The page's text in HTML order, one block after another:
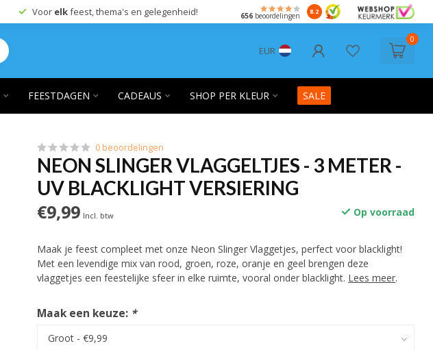
Voor elkfeest, thema's en gelegenheid! 656beoordelingen 8.2
EUR
0
FEESTDAGEN CADEAUS SHOP PER KLEUR SALE
0 beoordelingen
NEON SLINGER VLAGGELTJES - 3 METER -
UV BLACKLIGHT VERSIERING
€9,99 Incl. btw Op voorraad
Maak je feest compleet met onze Neon Slinger Vlaggetjes, perfect voor blacklight!
Met een levendige mix van rood, groen, roze, oranje en geel brengen deze
vlaggetjes een feestelijke sfeer in elke ruimte, vooral onder blacklight. Lees meer.
Maak een keuze: *